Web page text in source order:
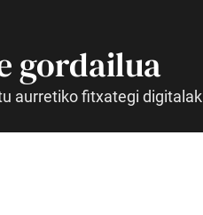
gordailua
aurretiko fitxategi digitalak